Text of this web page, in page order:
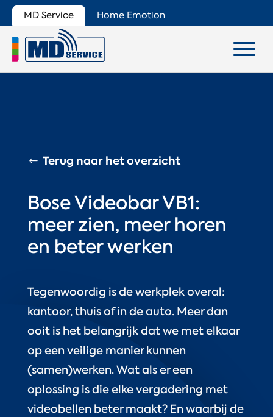
MD Service Home Emotion
Terug naar het overzicht
Bose Videobar VB1:
meer zien, meer horen
en beter werken
Tegenwoordig is de werkplek overal:
kantoor, thuis of in de auto. Meer dan
ooit is het belangrijk dat we met elkaar
op een veilige manier kunnen
(samen)werken. Wat als er een
oplossing is die elke vergadering met
videobellen beter maakt? En waarbij de